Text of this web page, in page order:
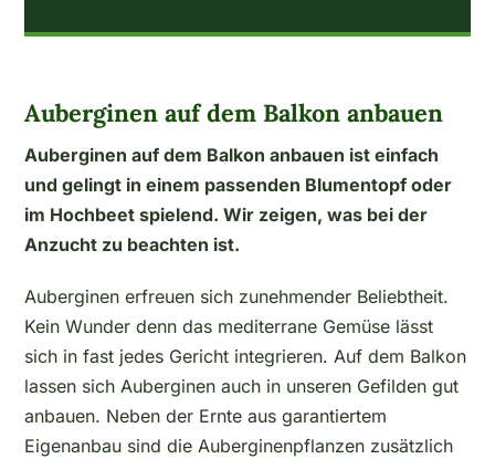
Auberginen auf dem Balkon anbauen
Auberginen auf dem Balkon anbauen ist einfach
und gelingt in einem passenden Blumentopf oder
im Hochbeet spielend. Wir zeigen, was bei der
Anzucht zu beachten ist.
Auberginen erfreuen sich zunehmender Beliebtheit.
Kein Wunder denn das mediterrane Gemüse lässt
sich in fast jedes Gericht integrieren. Auf dem Balkon
lassen sich Auberginen auch in unseren Gefilden gut
anbauen. Neben der Ernte aus garantiertem
Eigenanbau sind die Auberginenpflanzen zusätzlich